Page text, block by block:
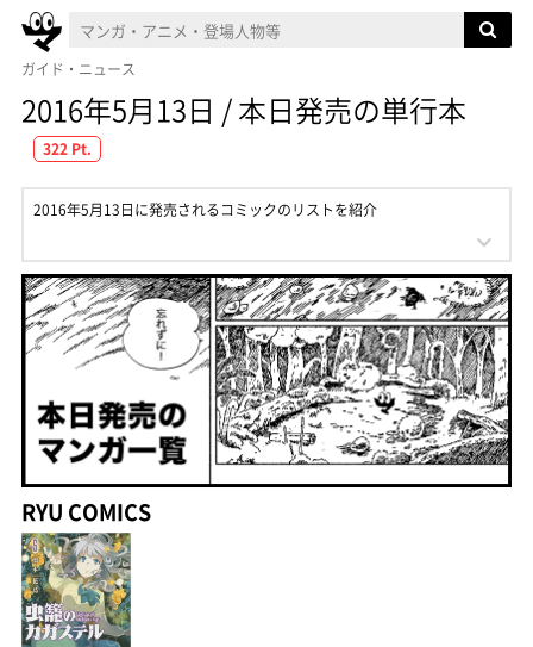
ガイド・ニュース
2016年5月13日 / 本日発売の単行本
322 Pt.
2016年5月13日に発売されるコミックのリストを紹介
RYU COMICS